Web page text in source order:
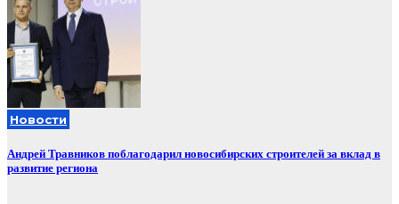
Новости
Андрей Травников поблагодарил новосибирских строителей за вклад в
развитие региона